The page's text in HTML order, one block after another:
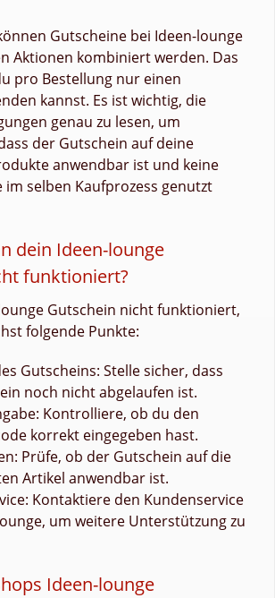
Gutscheine bei Ideen-lounge
Aktionen kombiniert werden. Das
pro Bestellung nur einen
kannst. Es ist wichtig, die
genau zu lesen, um
der Gutschein auf deine
anwendbar ist und keine
im selben Kaufprozess genutzt
dein Ideen-lounge
funktioniert?
Gutschein nicht funktioniert,
folgende Punkte:
Gutscheins: Stelle sicher, dass
noch nicht abgelaufen ist.
Kontrolliere, ob du den
korrekt eingegeben hast.
Prüfe, ob der Gutschein auf die
Artikel anwendbar ist.
Kontaktiere den Kundenservice
um weitere Unterstützung zu
Ideen-lounge